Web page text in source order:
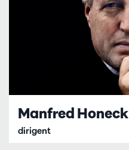
Manfred Honeck
dirigent